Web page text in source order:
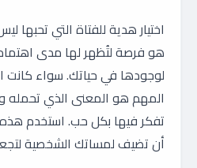
اختيار هدية للفتاة التي
هو فرصة لتُظهر لها مدى
لوجودها في حياتك. سواء كانت
المهم هو المعنى الذي تحمله
تفكر فيها بكل حب. استخدم هذه
أن تضيف لمساتك الشخصية